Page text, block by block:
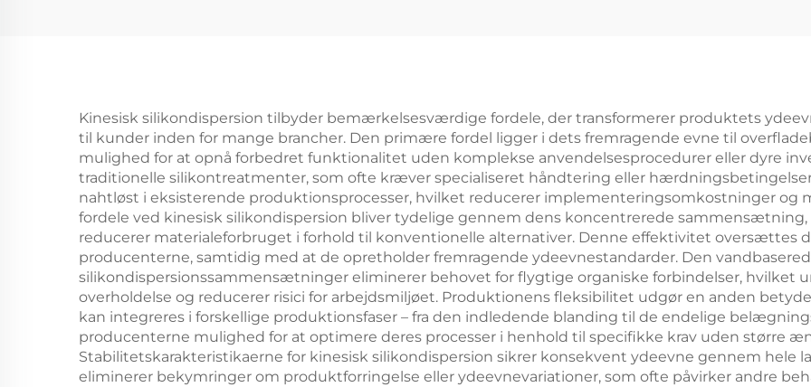
Kinesisk silikondispersion tilbyder bemærkelsesværdige fordele, der transformerer produktets
til kunder inden for mange brancher. Den primære fordel ligger i dets fremragende evne til
mulighed for at opnå forbedret funktionalitet uden komplekse anvendelsesprocedurer eller dyre
traditionelle silikontreatmenter, som ofte kræver specialiseret håndtering eller
nahtløst i eksisterende produktionsprocesser, hvilket reducerer implementeringsomkostninger og
fordele ved kinesisk silikondispersion bliver tydelige gennem dens koncentrerede
reducerer materialeforbruget i forhold til konventionelle alternativer. Denne effektivitet oversættes
producenterne, samtidig med at de opretholder fremragende ydeevnestandarder. Den
silikondispersionssammensætninger eliminerer behovet for flygtige organiske forbindelser, hvilket
overholdelse og reducerer risici for arbejdsmiljøet. Produktionens fleksibilitet udgør en anden
kan integreres i forskellige produktionsfaser – fra den indledende blanding til de endelige
producenterne mulighed for at optimere deres processer i henhold til specifikke krav uden større
Stabilitetskarakteristikaerne for kinesisk silikondispersion sikrer konsekvent ydeevne gennem hele
eliminerer bekymringer om produktforringelse eller ydeevnevariationer, som ofte påvirker andre